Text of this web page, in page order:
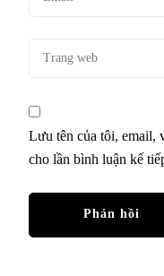
Lưu tên của tôi, email,
cho lần bình luận kế